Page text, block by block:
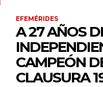
EFEMÉRIDES
A 27 AÑOS
CAMPEÓN
CLAUSURA